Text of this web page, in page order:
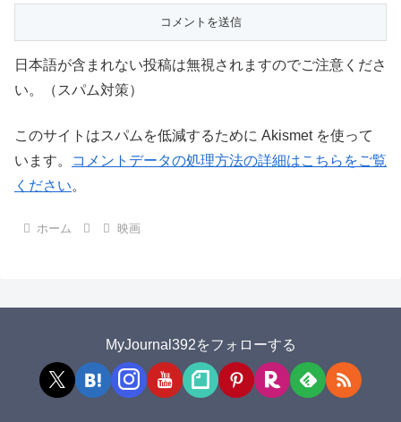
日本語が含まれない投稿は無視されますのでご注意くださ
い。（スパム対策）
このサイトはスパムを低減するために Akismet を使って
います。
コメントデータの処理方法の詳細はこちらをご覧
ください。
ホーム 映画
MyJournal392をフォローする